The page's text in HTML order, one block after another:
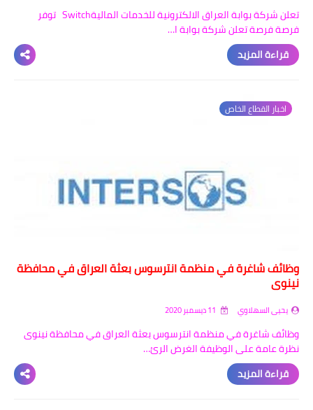
تعلن شركة بوابة العراق الالكترونية للخدمات الماليةSwitch توفر
فرصة فرصة تعلن شركة بوابة ا…
قراءة المزيد
اخبار القطاع الخاص
وظائف شاغرة في منظمة انترسوس بعثة العراق في محافظة
نينوى
يحيى السهلاوي
وظائف شاغرة في منظمة انترسوس بعثة العراق في محافظة نينوى
نظرة عامة على الوظيفة الغرض الرئ…
قراءة المزيد